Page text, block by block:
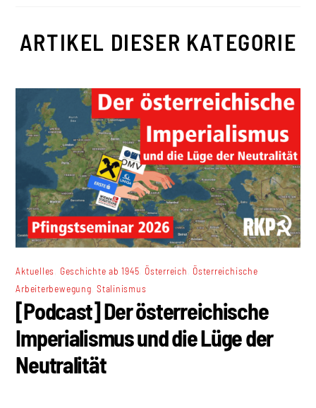
ARTIKEL DIESER KATEGORIE
Aktuelles Geschichte ab 1945 Österreich Österreichische
Arbeiterbewegung ,Stalinismus
[Podcast] Der österreichische
Imperialismus und die Lüge der
Neutralität